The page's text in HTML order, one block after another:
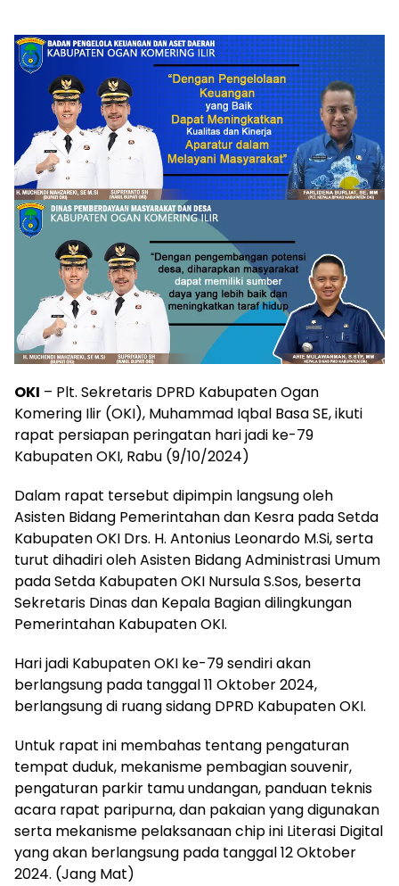
OKI – Plt. Sekretaris DPRD Kabupaten Ogan
Komering Ilir (OKI), Muhammad Iqbal Basa SE, ikuti
rapat persiapan peringatan hari jadi ke-79
Kabupaten OKI, Rabu (9/10/2024)
Dalam rapat tersebut dipimpin langsung oleh
Asisten Bidang Pemerintahan dan Kesra pada Setda
Kabupaten OKI Drs. H. Antonius Leonardo M.Si, serta
turut dihadiri oleh Asisten Bidang Administrasi Umum
pada Setda Kabupaten OKI Nursula S.Sos, beserta
Sekretaris Dinas dan Kepala Bagian dilingkungan
Pemerintahan Kabupaten OKI.
Hari jadi Kabupaten OKI ke-79 sendiri akan
berlangsung pada tanggal 11 Oktober 2024,
berlangsung di ruang sidang DPRD Kabupaten OKI.
Untuk rapat ini membahas tentang pengaturan
tempat duduk, mekanisme pembagian souvenir,
pengaturan parkir tamu undangan, panduan teknis
acara rapat paripurna, dan pakaian yang digunakan
serta mekanisme pelaksanaan chip ini Literasi Digital
yang akan berlangsung pada tanggal 12 Oktober
2024. (Jang Mat)